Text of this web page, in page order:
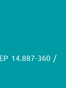
14.887-360 /